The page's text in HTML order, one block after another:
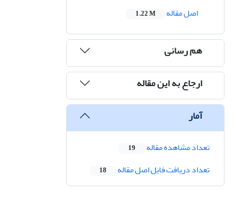
اصل مقاله
1.22 M
هم رسانی
ارجاع به این مقاله
آمار
تعداد مشاهده مقاله 19
تعداد دریافت فایل اصل مقاله 18